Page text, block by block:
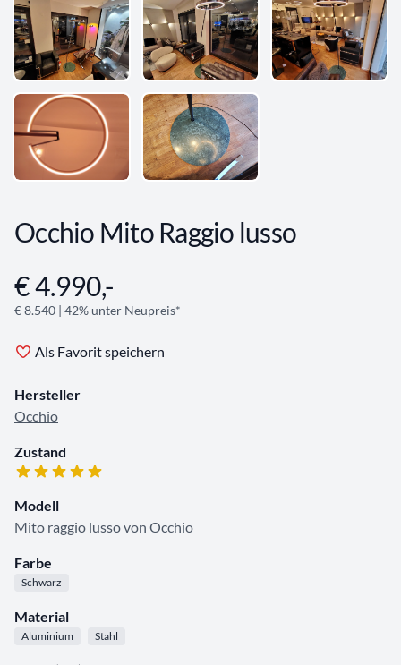
Occhio Mito Raggio lusso
Angebotsinformationen
€ 4.990,-
€ 8.540 | 42% unter Neupreis*
Als Favorit speichern
Hersteller
Occhio
Zustand
Modell
Mito raggio lusso von Occhio
Farbe
Schwarz
Material
Aluminium Stahl